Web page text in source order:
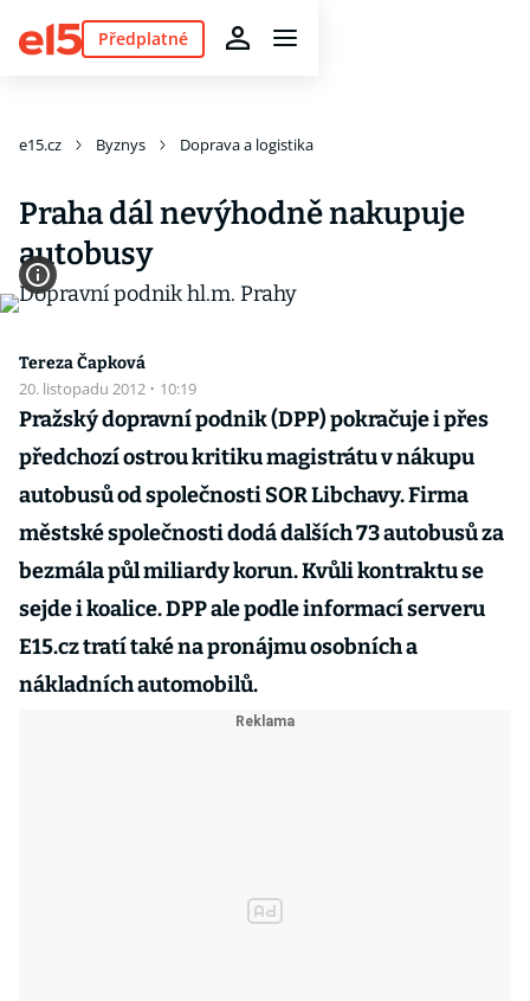
Předplatné
e15.cz Byznys Doprava a logistika
Praha dál nevýhodně nakupuje
autobusy
Tereza Čapková
20. listopadu 2012 · 10:19
Pražský dopravní podnik (DPP) pokračuje i přes
předchozí ostrou kritiku magistrátu v nákupu
autobusů od společnosti SOR Libchavy. Firma
městské společnosti dodá dalších 73 autobusů za
bezmála půl miliardy korun. Kvůli kontraktu se
sejde i koalice. DPP ale podle informací serveru
E15.cz tratí také na pronájmu osobních a
nákladních automobilů.